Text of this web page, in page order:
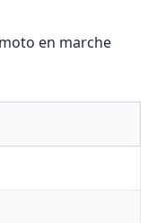
en marche